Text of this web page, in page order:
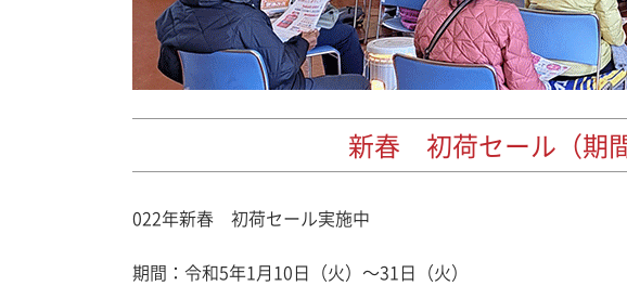
新春 初荷セール（期
022年新春 初荷セール実施中
期間：令和5年1月10日（火）～31日（火）